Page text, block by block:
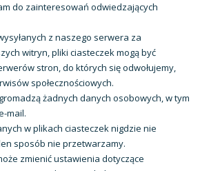
do zainteresowań odwiedzających
z naszego serwera za
witryn, pliki ciasteczek mogą być
stron, do których się odwołujemy,
społecznościowych.
żadnych danych osobowych, w tym
mail.
w plikach ciasteczek nigdzie nie
sposób nie przetwarzamy.
zmienić ustawienia dotyczące